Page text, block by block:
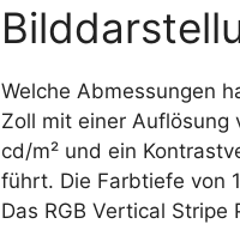
Welche Abmessungen
Zoll mit einer Auflösung
cd/m² und ein
führt. Die Farbtiefe von
Das RGB Vertical